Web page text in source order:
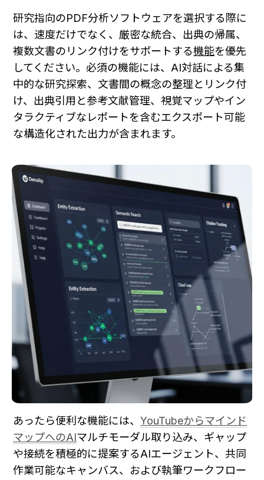
研究指向のPDF分析ソフトウェアを選択する際に
は、速度だけでなく、厳密な統合、出典の帰属、
複数文書のリンク付けをサポートする機能を優先
してください。必須の機能には、AI対話による集
中的な研究探索、文書間の概念の整理とリンク付
け、出典引用と参考文献管理、視覚マップやイン
タラクティブなレポートを含むエクスポート可能
な構造化された出力が含まれます。
あったら便利な機能には、 YouTubeからマインド
マップへのAIマルチモーダル取り込み、ギャップ
や接続を積極的に提案するAIエージェント、共同
作業可能なキャンバス、および執筆ワークフロー